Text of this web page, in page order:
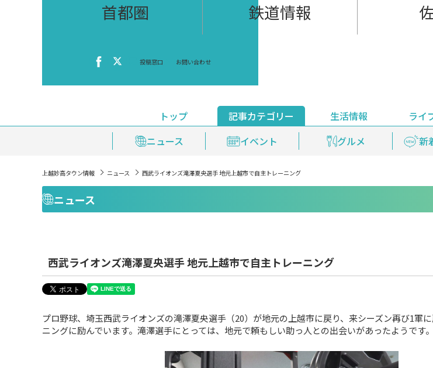
首都圏 鉄道情報
投稿窓口 お問い合わせ
トップ
記事カテゴリー
ニュース
イベント グルメ 新
生活情報
おくやみ情報
安全安心情報 天気
ライ
ライブ配信
見逃し配信
上越妙高タウン情報 ニュース 西武ライオンズ滝澤夏央選手 地元上越市で自主トレーニング
ニュース
西武ライオンズ滝澤夏央選手 地元上越市で自主トレーニング
プロ野球、埼玉西武ライオンズの滝澤夏央選手（20）が地元の上越市に戻り、来シーズン再び1軍
ニングに励んでいます。滝澤選手にとっては、地元で頼もしい助っ人との出会いがあったようです。